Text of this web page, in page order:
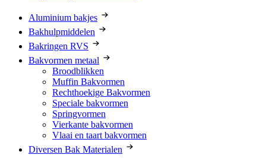
Aluminium bakjes
Bakhulpmiddelen
Bakringen RVS
Bakvormen metaal
Broodblikken
Muffin Bakvormen
Rechthoekige Bakvormen
Speciale bakvormen
Springvormen
Vierkante bakvormen
Vlaai en taart bakvormen
Diversen Bak Materialen